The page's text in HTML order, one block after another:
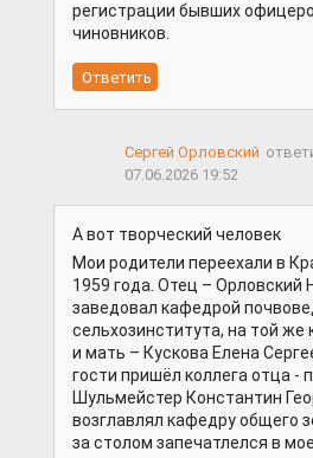
регистрации бывших
чиновников.
Сергей Орловский
07.06.2026 19:52
А вот творческий человек
Мои родители переехали в
1959 года. Отец – Орловский
заведовал кафедрой
сельхозинститута, на той
и мать – Кускова Елена
гости пришёл коллега отца -
Шульмейстер Константин
возглавлял кафедру общего
за столом запечатлелся в